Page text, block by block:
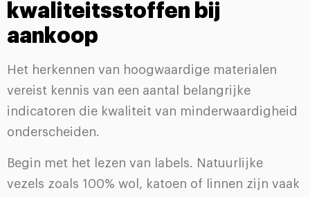
kwaliteitsstoffen bij
aankoop
Het herkennen van hoogwaardige materialen
vereist kennis van een aantal belangrijke
indicatoren die kwaliteit van minderwaardigheid
onderscheiden.
Begin met het lezen van labels. Natuurlijke
vezels zoals 100% wol, katoen of linnen zijn vaak